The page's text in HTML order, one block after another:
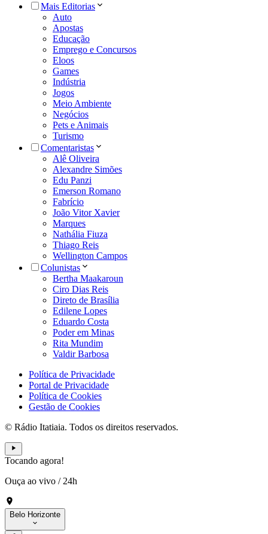
Mais Editorias
Auto
Apostas
Educação
Emprego e Concursos
Eloos
Games
Indústria
Jogos
Meio Ambiente
Negócios
Pets e Animais
Turismo
Comentaristas
Alê Oliveira
Alexandre Simões
Edu Panzi
Emerson Romano
Fabrício
João Vitor Xavier
Marques
Nathália Fiuza
Thiago Reis
Wellington Campos
Colunistas
Bertha Maakaroun
Ciro Dias Reis
Direto de Brasília
Edilene Lopes
Eduardo Costa
Poder em Minas
Rita Mundim
Valdir Barbosa
Política de Privacidade
Portal de Privacidade
Política de Cookies
Gestão de Cookies
© Rádio Itatiaia. Todos os direitos reservados.
Tocando agora!
Ouça ao vivo / 24h
Belo Horizonte